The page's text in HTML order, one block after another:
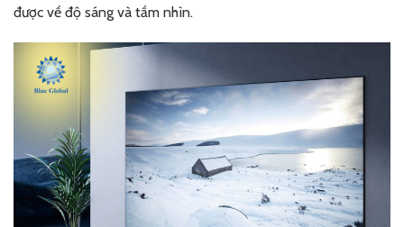
được về độ sáng và tầm nhìn.